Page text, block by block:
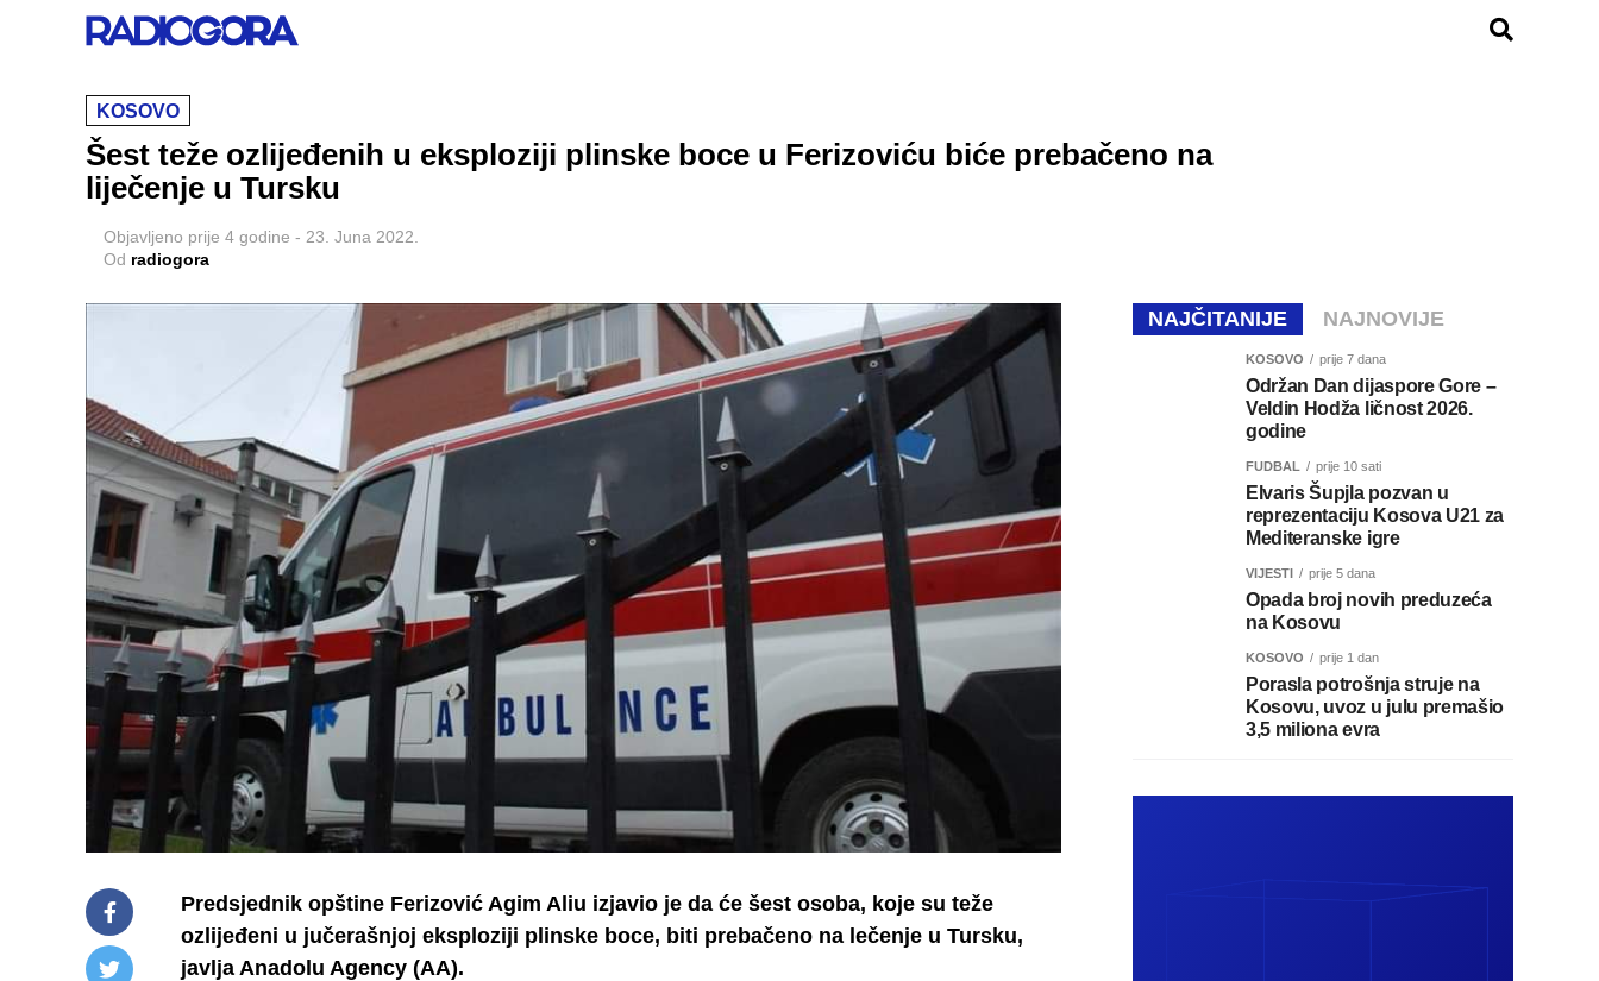
KOSOVO
Šest teže ozlijeđenih u eksploziji plinske boce u Ferizoviću biće prebačeno na
liječenje u Tursku
Objavljeno prije 4 godine - 23. Juna 2022.
Od radiogora
Predsjednik opštine Ferizović Agim Aliu izjavio je da će šest osoba, koje su teže
ozlijeđeni u jučerašnjoj eksploziji plinske boce, biti prebačeno na lečenje u Tursku,
javlja Anadolu Agency (AA).
NAJČITANIJE NAJNOVIJE
KOSOVO prije 7 dana
Održan Dan dijaspore Gore –
Veldin Hodža ličnost 2026.
godine
FUDBAL prije 10 sati
Elvaris Šupjla pozvan u
reprezentaciju Kosova U21 za
Mediteranske igre
VIJESTI prije 5 dana
Opada broj novih preduzeća
na Kosovu
KOSOVO prije 1 dan
Porasla potrošnja struje na
Kosovu, uvoz u julu premašio
3,5 miliona evra